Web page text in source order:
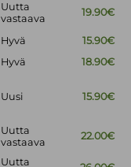
Uutta
vastaava
19.90€
Hyvä
15.90€
Hyvä
18.90€
Uusi 15.90€
Uutta
vastaava
22.00€
Uutta